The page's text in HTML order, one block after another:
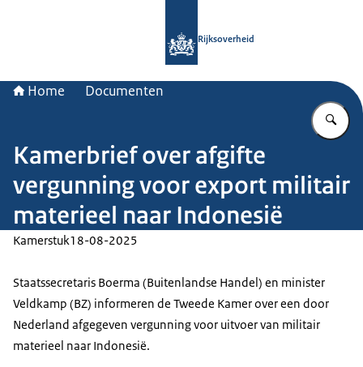
Rijksoverheid
Home Documenten
Kamerbrief over afgifte
vergunning voor export militair
materieel naar Indonesië
Kamerstuk18-08-2025
Staatssecretaris Boerma (Buitenlandse Handel) en minister
Veldkamp (BZ) informeren de Tweede Kamer over een door
Nederland afgegeven vergunning voor uitvoer van militair
materieel naar Indonesië.